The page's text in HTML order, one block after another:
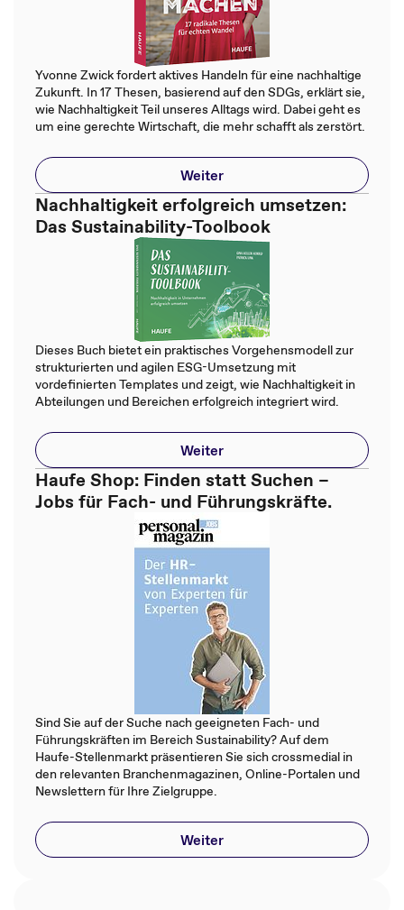
Yvonne Zwick fordert aktives Handeln für eine nachhaltige
Zukunft. In 17 Thesen, basierend auf den SDGs, erklärt sie,
wie Nachhaltigkeit Teil unseres Alltags wird. Dabei geht es
um eine gerechte Wirtschaft, die mehr schafft als zerstört.
Weiter
Nachhaltigkeit erfolgreich umsetzen:
Das Sustainability-Toolbook
Dieses Buch bietet ein praktisches Vorgehensmodell zur
strukturierten und agilen ESG-Umsetzung mit
vordefinierten Templates und zeigt, wie Nachhaltigkeit in
Abteilungen und Bereichen erfolgreich integriert wird.
Weiter
Haufe Shop: Finden statt Suchen –
Jobs für Fach- und Führungskräfte.
Sind Sie auf der Suche nach geeigneten Fach- und
Führungskräften im Bereich Sustainability? Auf dem
Haufe-Stellenmarkt präsentieren Sie sich crossmedial in
den relevanten Branchenmagazinen, Online-Portalen und
Newslettern für Ihre Zielgruppe.
Weiter